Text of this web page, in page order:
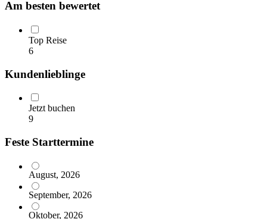
Am besten bewertet
Top Reise
6
Kundenlieblinge
Jetzt buchen
9
Feste Starttermine
August, 2026
September, 2026
Oktober, 2026